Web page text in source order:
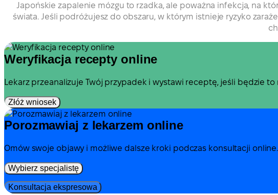
Japońskie zapalenie mózgu to rzadka, ale poważna infekcja, na
świata. Jeśli podróżujesz do obszaru, w którym istnieje ryzyko
Weryfikacja recepty online
Lekarz przeanalizuje Twój przypadek i wystawi receptę, jeśli będzie
Złóż wniosek
Porozmawiaj z lekarzem online
Omów swoje objawy i możliwe dalsze kroki podczas konsultacji online.
Wybierz specjalistę
Konsultacja ekspresowa